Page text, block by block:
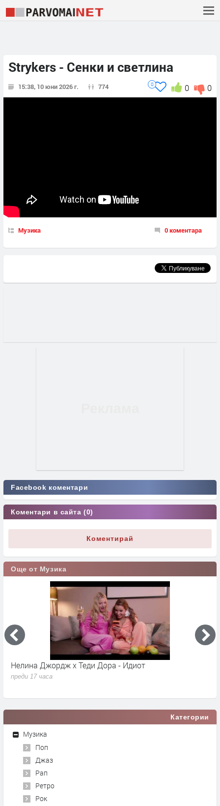
Strykers - Сенки и светлина
15:38, 10 юни 2026 г. 774 0
0
0
Музика 0 коментара
Facebook коментари
Коментари в сайта (0)
Коментирай
Още от Музика
Нелина Джордж x Теди Дора - Идиот
преди 17 часа
Категории
Музика
Поп
Джаз
Рап
Ретро
Рок